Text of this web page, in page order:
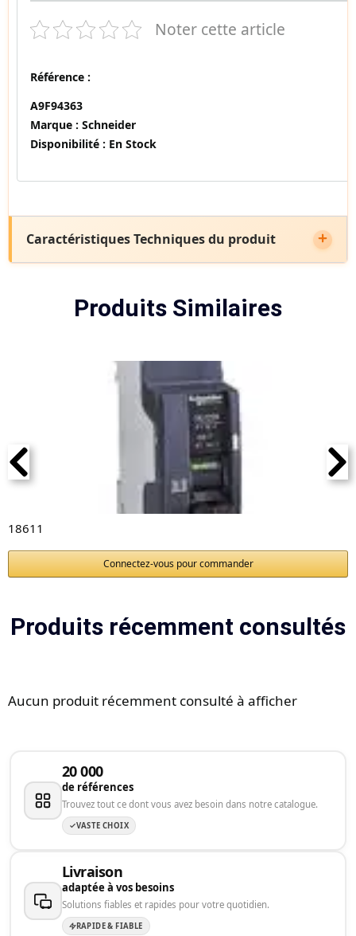
Noter cette article
Référence :
A9F94363
Marque : Schneider
Disponibilité : En Stock
Caractéristiques Techniques du produit
Produits Similaires
18611
Connectez-vous pour commander
Produits récemment consultés
Aucun produit récemment consulté à afficher
20 000
de références
Trouvez tout ce dont vous avez besoin dans notre catalogue.
VASTE CHOIX
Livraison
adaptée à vos besoins
Solutions fiables et rapides pour votre quotidien.
RAPIDE & FIABLE